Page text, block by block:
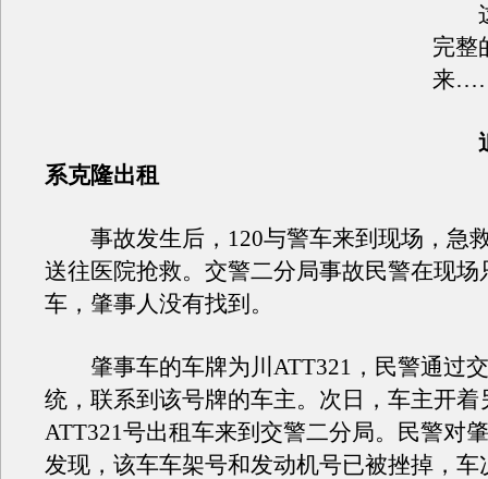
这
完整
来
系克隆出租
事故发生后，120与警车来到现场，急
送往医院抢救。交警二分局事故民警在现场
车，肇事人没有找到。
肇事车的车牌为川ATT321，民警通过
统，联系到该号牌的车主。次日，车主开着
ATT321号出租车来到交警二分局。民警对
发现，该车车架号和发动机号已被挫掉，车